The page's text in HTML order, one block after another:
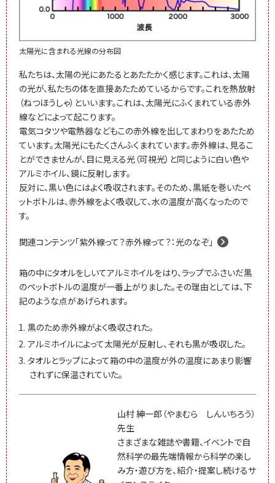
太陽光に含まれる光線の分布図
私たちは、太陽の光にあたるとあたたかく感じます。これは、太陽
の光が、私たちの体を直接あたためているからです。これを熱放射
（ねつほうしゃ）といいます。これは、太陽光にふくまれている赤外
線などによって起こります。
電気コタツや電熱器などもこの赤外線を出してまわりをあたため
ています。太陽光にもたくさんふくまれています。赤外線は、見るこ
とができませんが、目に見える光（可視光）と同じように白い色や
アルミホイル、鏡に反射します。
反対に、黒い色にはよく吸収されます。そのため、黒紙を巻いたペ
ットボトルは、赤外線をよく吸収して、水の温度が高くなったので
す。
関連コンテンツ「紫外線って？赤外線って？：光のなぞ」
箱の中にタオルをしいてアルミホイルをはり、ラップでふさいだ黒
のペットボトルの温度が一番上がりました。その理由としては、下
記のような点があげられます。
黒のため赤外線がよく吸収された。
アルミホイルによって太陽光が反射し、それも黒が吸収した。
タオルとラップによって箱の中の温度が外の温度にあまり影響
されずに保温されていた。
山村 紳一郎（やまむら しんいちろう）
先生
さまざまな雑誌や書籍、イベントで自
然科学の最先端情報から科学の楽し
み方・遊び方を、紹介・提案し続けるサ